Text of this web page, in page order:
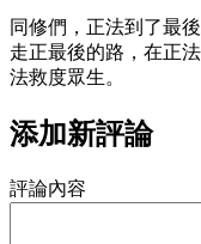
同修們，正法到了最
走正最後的路，在正
法救度眾生。
添加新評論
評論內容